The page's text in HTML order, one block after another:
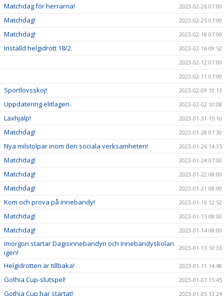
Matchdag för herrarna! 2023-02-26 07:00
Matchdag! 2023-02-25 07:00
Matchdag! 2023-02-18 07:00
Inställd helgidrott 18/2.
2023-02-16 09:52
2023-02-12 07:00
2023-02-11 07:00
Sportlovsskoj! 2023-02-09 10:13
Uppdatering elitlagen. 2023-02-02 10:08
Läxhjälp! 2023-01-31 15:10
Matchdag! 2023-01-28 07:30
Nya milstolpar inom den sociala verksamheten! 2023-01-26 14:35
Matchdag! 2023-01-24 07:00
Matchdag! 2023-01-22 08:00
Matchdag! 2023-01-21 08:00
Kom och prova på innebandy! 2023-01-16 12:52
Matchdag! 2023-01-15 08:00
Matchdag! 2023-01-14 08:00
Imorgon startar Dagisinnebandyn och Innebandyskolan
igen!
2023-01-13 10:33
Helgidrotten är tillbaka! 2023-01-11 14:48
Gothia Cup-slutspel! 2023-01-07 15:45
Gothia Cup har startat! 2023-01-05 13:24